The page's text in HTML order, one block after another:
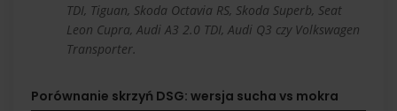
TDI, Tiguan, Skoda Octavia RS, Skoda Superb, Seat
Leon Cupra, Audi A3 2.0 TDI, Audi Q3 czy Volkswagen
Transporter.
Porównanie skrzyń DSG: wersja sucha vs mokra